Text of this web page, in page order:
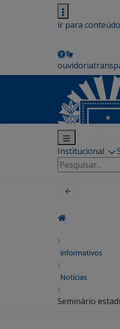
ir para conteúdo
ouvidoria
Institucional
Pesquisar
por:
Informativos
Notícias
Seminário